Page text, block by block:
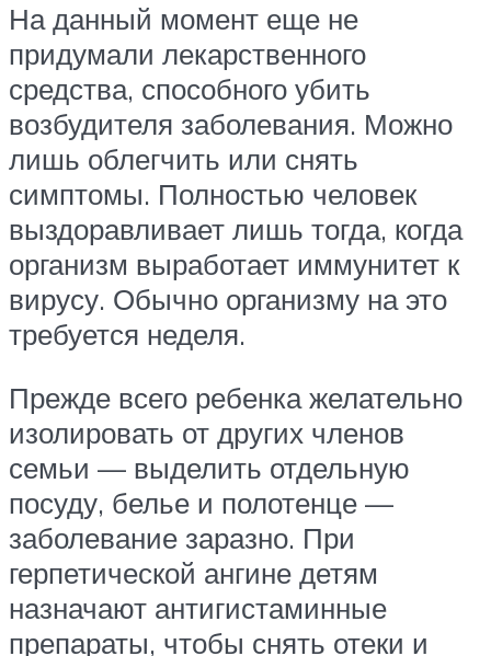
На данный момент еще не
придумали лекарственного
средства, способного убить
возбудителя заболевания. Можно
лишь облегчить или снять
симптомы. Полностью человек
выздоравливает лишь тогда, когда
организм выработает иммунитет к
вирусу. Обычно организму на это
требуется неделя.
Прежде всего ребенка желательно
изолировать от других членов
семьи — выделить отдельную
посуду, белье и полотенце —
заболевание заразно. При
герпетической ангине детям
назначают антигистаминные
препараты, чтобы снять отеки и